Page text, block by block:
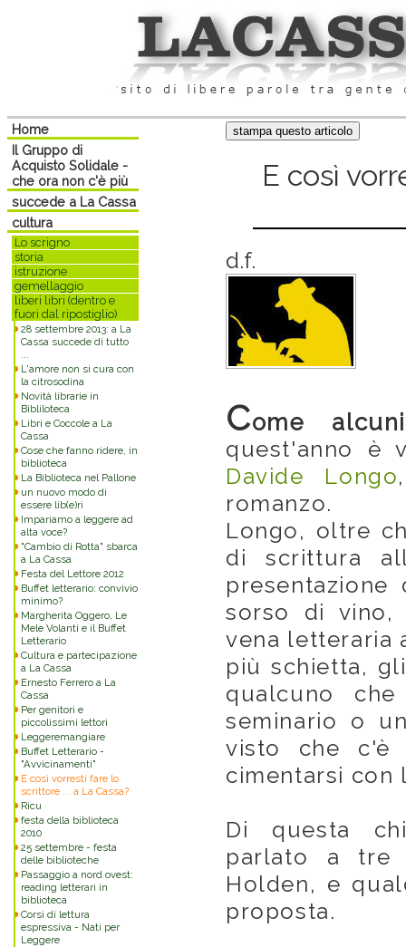
Home
Il Gruppo di
Acquisto Solidale -
che ora non c'è più
succede a La Cassa
cultura
Lo scrigno
storia
istruzione
gemellaggio
liberi libri (dentro e
fuori dal ripostiglio)
28 settembre 2013: a La
Cassa succede di tutto
...
L'amore non si cura con
la citrosodina
Novità librarie in
Bibliloteca
Libri e Coccole a La
Cassa
Cose che fanno ridere, in
biblioteca
La Biblioteca nel Pallone
un nuovo modo di
essere lib(e)ri
Impariamo a leggere ad
alta voce?
"Cambio di Rotta" sbarca
a La Cassa
Festa del Lettore 2012
Buffet letterario: convivio
minimo?
Margherita Oggero, Le
Mele Volanti e il Buffet
Letterario
Cultura e partecipazione
a La Cassa
Ernesto Ferrero a La
Cassa
Per genitori e
piccolissimi lettori
Leggeremangiare
Buffet Letterario -
"Avvicinamenti"
E così vorresti fare lo
scrittore ... a La Cassa?
Ricu
festa della biblioteca
2010
25 settembre - festa
delle biblioteche
Passaggio a nord ovest:
reading letterari in
biblioteca
Corsi di lettura
espressiva - Nati per
Leggere
E così
d.f.
Come
quest'anno è
Davide Longo
romanzo.
Longo, oltre
di scrittura
sorso di vino,
vena letteraria
più schietta,
qualcuno
seminario o
visto che
cimentarsi con
Di questa
parlato a tre
Holden, e
proposta.